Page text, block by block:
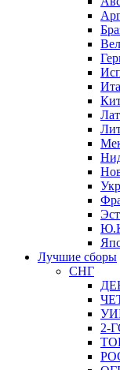
Лучшие сборы
СНГ
2-